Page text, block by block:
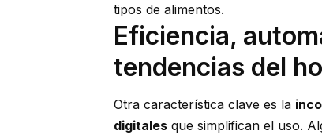
tipos de alimentos.
Eficiencia,
tendencias del
Otra característica clave es la
digitales que simplifican el uso.